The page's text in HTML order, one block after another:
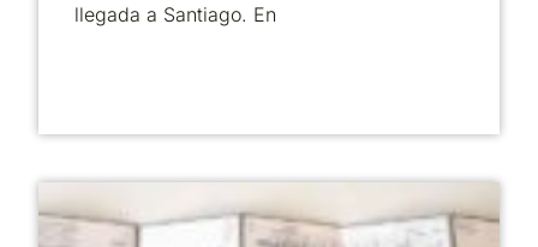
llegada a Santiago. En